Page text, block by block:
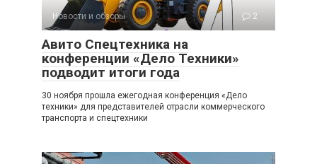
Новости и обзоры 2
Авито Спецтехника на
конференции «Дело Техники»
подводит итоги года
30 ноября прошла ежегодная конференция «Дело
техники» для представителей отрасли коммерческого
транспорта и спецтехники